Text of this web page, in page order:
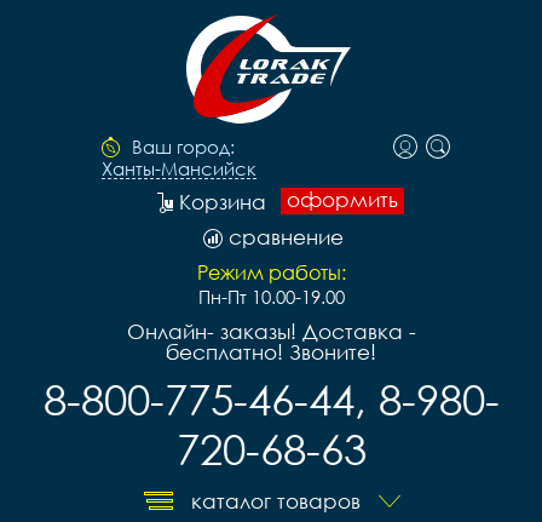
Ваш город:
Ханты-Мансийск
оформить
Корзина
сравнение
Режим работы:
Пн-Пт 10.00-19.00
Онлайн- заказы! Доставка -
бесплатно! Звоните!
8-800-775-46-44, 8-980-
720-68-63
каталог товаров